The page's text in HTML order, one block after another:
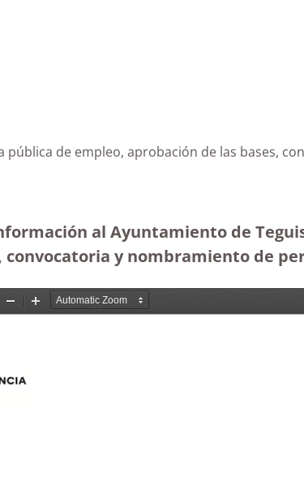
de empleo, aprobación de las bases,
al Ayuntamiento de
y nombramiento de